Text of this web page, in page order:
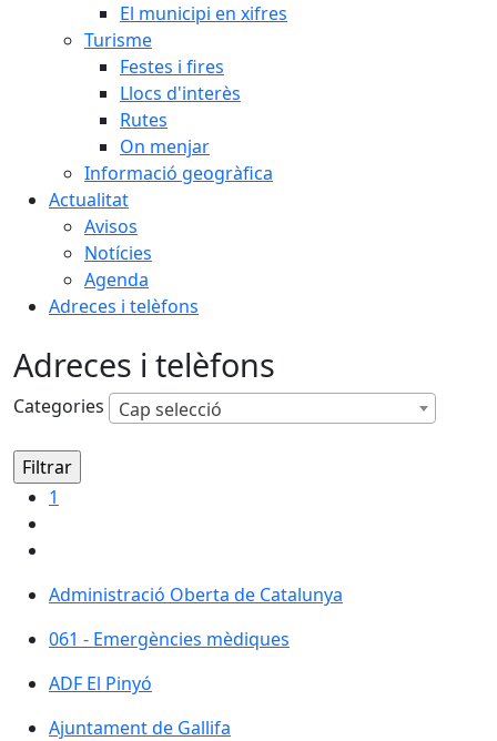
El municipi en xifres
Turisme
Festes i fires
Llocs d'interès
Rutes
On menjar
Informació geogràfica
Actualitat
Avisos
Notícies
Agenda
Adreces i telèfons
Adreces i telèfons
Categories Cap selecció
1
Administració Oberta de Catalunya
Administració Oberta de Catalunya
061 - Emergències mèdiques
061 - Emergències mèdiques
ADF El Pinyó
ADF El Pinyó
Ajuntament de Gallifa
Ajuntament de Gallifa